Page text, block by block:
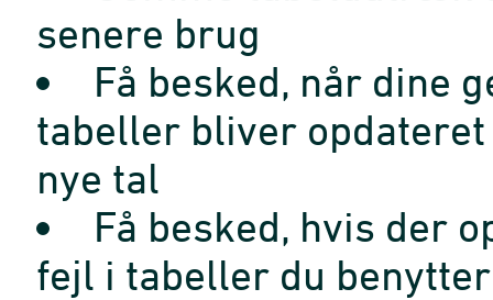
senere brug
Få besked, når dine
tabeller bliver opdateret
nye tal
Få besked, hvis der
fejl i tabeller du benytter